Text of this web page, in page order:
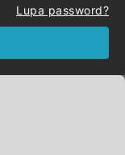
Lupa password?